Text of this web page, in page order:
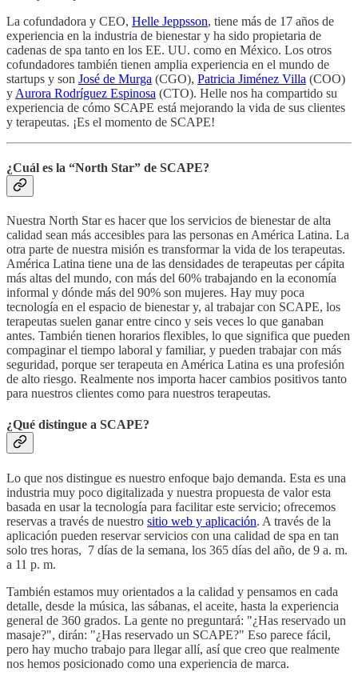
La cofundadora y CEO, Helle Jeppsson, tiene más de 17 años de
experiencia en la industria de bienestar y ha sido propietaria de
cadenas de spa tanto en los EE. UU. como en México. Los otros
cofundadores también tienen amplia experiencia en el mundo de
startups y son José de Murga (CGO), Patricia Jiménez Villa (COO)
y Aurora Rodríguez Espinosa (CTO). Helle nos ha compartido su
experiencia de cómo SCAPE está mejorando la vida de sus clientes
y terapeutas. ¡Es el momento de SCAPE!
¿Cuál es la “North Star” de SCAPE?
Nuestra North Star es hacer que los servicios de bienestar de alta
calidad sean más accesibles para las personas en América Latina. La
otra parte de nuestra misión es transformar la vida de los terapeutas.
América Latina tiene una de las densidades de terapeutas per cápita
más altas del mundo, con más del 60% trabajando en la economía
informal y dónde más del 90% son mujeres. Hay muy poca
tecnología en el espacio de bienestar y, al trabajar con SCAPE, los
terapeutas suelen ganar entre cinco y seis veces lo que ganaban
antes. También tienen horarios flexibles, lo que significa que pueden
compaginar el tiempo laboral y familiar, y pueden trabajar con más
seguridad, porque ser terapeuta en América Latina es una profesión
de alto riesgo. Realmente nos importa hacer cambios positivos tanto
para nuestros clientes como para nuestros terapeutas.
¿Qué distingue a SCAPE?
Lo que nos distingue es nuestro enfoque bajo demanda. Esta es una
industria muy poco digitalizada y nuestra propuesta de valor esta
basada en usar la tecnología para facilitar este servicio; ofrecemos
reservas a través de nuestro sitio web y aplicación. A través de la
aplicación pueden reservar servicios con una calidad de spa en tan
solo tres horas, 7 días de la semana, los 365 días del año, de 9 a. m.
a 11 p. m.
También estamos muy orientados a la calidad y pensamos en cada
detalle, desde la música, las sábanas, el aceite, hasta la experiencia
general de 360 grados. La gente no preguntará: "¿Has reservado un
masaje?", dirán: "¿Has reservado un SCAPE?" Eso parece fácil,
pero hay mucho trabajo para llegar allí, así que creo que realmente
nos hemos posicionado como una experiencia de marca.